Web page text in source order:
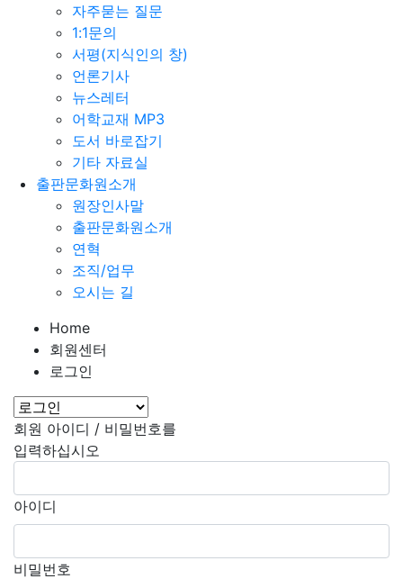
자주묻는 질문
1:1문의
서평(지식인의 창)
언론기사
뉴스레터
어학교재 MP3
도서 바로잡기
기타 자료실
출판문화원소개
원장인사말
출판문화원소개
연혁
조직/업무
오시는 길
Home
회원센터
로그인
회원 아이디 / 비밀번호를
입력하십시오
아이디
비밀번호